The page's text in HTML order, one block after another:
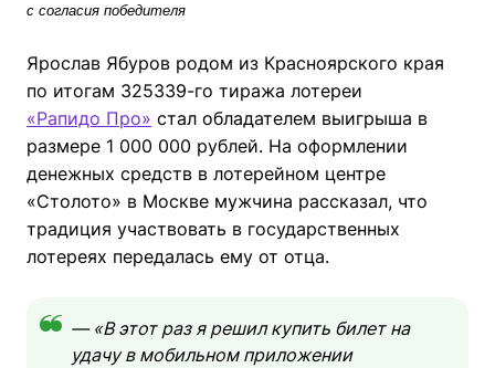
с согласия победителя
Ярослав Ябуров родом из Красноярского края
по итогам 325339-го тиража лотереи
«Рапидо Про» стал обладателем выигрыша в
размере 1 000 000 рублей. На оформлении
денежных средств в лотерейном центре
«Столото» в Москве мужчина рассказал, что
традиция участвовать в государственных
лотереях передалась ему от отца.
— «В этот раз я решил купить билет на
удачу в мобильном приложении